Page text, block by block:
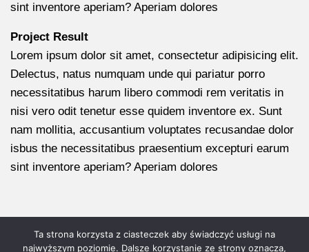
sint inventore aperiam? Aperiam dolores
Project Result
Lorem ipsum dolor sit amet, consectetur adipisicing elit.
Delectus, natus numquam unde qui pariatur porro
necessitatibus harum libero commodi rem veritatis in
nisi vero odit tenetur esse quidem inventore ex. Sunt
nam mollitia, accusantium voluptates recusandae dolor
isbus the necessitatibus praesentium excepturi earum
sint inventore aperiam? Aperiam dolores
Ta strona korzysta z ciasteczek aby świadczyć usługi na
najwyższym poziomie. Dalsze korzystanie ze strony oznacza,